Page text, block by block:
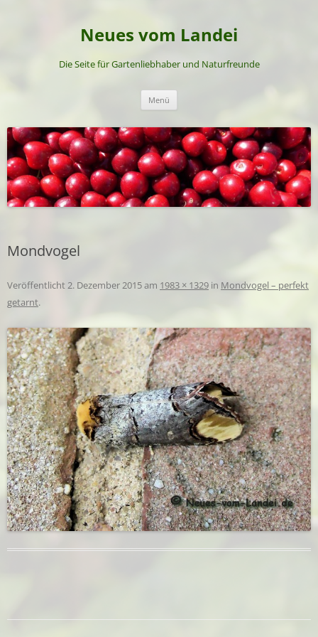
Neues vom Landei
Die Seite für Gartenliebhaber und Naturfreunde
Menü
Mondvogel
Veröffentlicht2. Dezember 2015am 1983 × 1329 in Mondvogel – perfekt
getarnt.